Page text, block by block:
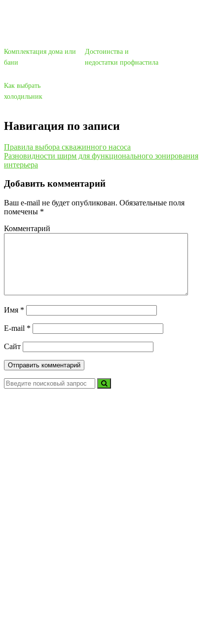
Комплектация дома или
бани
Достоинства и
недостатки профнастила
Как выбрать
холодильник
Навигация по записи
Правила выбора скважинного насоса
Разновидности ширм для функционального зонирования
интерьера
Добавить комментарий
Ваш e-mail не будет опубликован. Обязательные поля
помечены *
Комментарий
Имя *
E-mail *
Сайт